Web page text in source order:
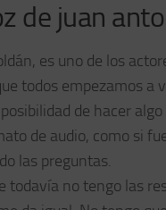
de juan
es uno de los
todos empezamos a
de hacer
de audio, como si
las preguntas.
todavía no tengo las